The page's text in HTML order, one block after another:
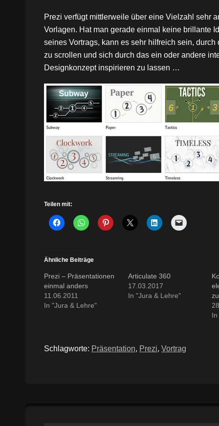
Prezi verfügt mittlerweile über eine Vielzahl sehr
Vorlagen. Hat man gerade einmal keine brillante
seines Vortrags, kann es sehr hilfreich sein,
zu scrollen und sich durch das ein oder andere
Designkonzept inspirieren zu lassen …
Teilen mit:
Ähnliche Beiträge
Prezi – Präsentationen
einmal anders
11.06.2011
In "Jura & Lehre"
Articulate 360
17.03.2017
In "Jura & Lehre"
Schlagworte: Präsentation, Prezi, Vortrag